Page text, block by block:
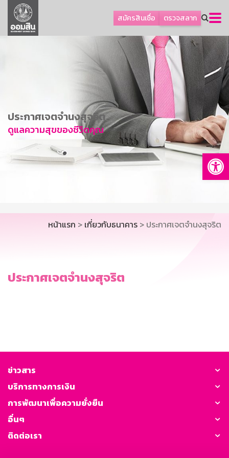
สมัครสินเชื่อ ตรวจสลาก
ลูกค้าธุรกิจ
ลูกค้าผู้ประกอบรายย่อย
การพัฒนาที่ยั่งยืน
ข่าวสาร
บริการทางการเงิน
อื่นๆ
TH
EN
GSB Society
ประกาศเจตจำนงสุจริต
ดูแลความสุขของชีวิตคุณ
หน้าแรก > เกี่ยวกับธนาคาร > ประกาศเจตจำนงสุจริต
ประกาศเจตจำนงสุจริต
ข่าวสาร
บริการทางการเงิน
การพัฒนาเพื่อความยั่งยืน
อื่นๆ
ติดต่อเรา